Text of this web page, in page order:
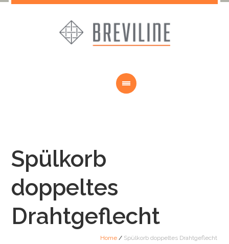
Spülkorb
doppeltes
Drahtgeflecht
Home / Spülkorb doppeltes Drahtgeflecht